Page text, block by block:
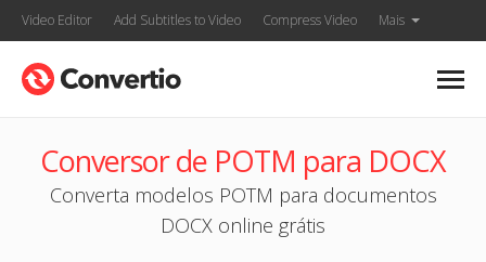
Video Editor Add Subtitles to Video Compress Video Mais
Conversor de POTM para DOCX
Converta modelos POTM para documentos
DOCX online grátis